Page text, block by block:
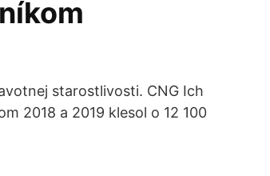
starostlivosti. CNG Ich
2018 a 2019 klesol o 12 100